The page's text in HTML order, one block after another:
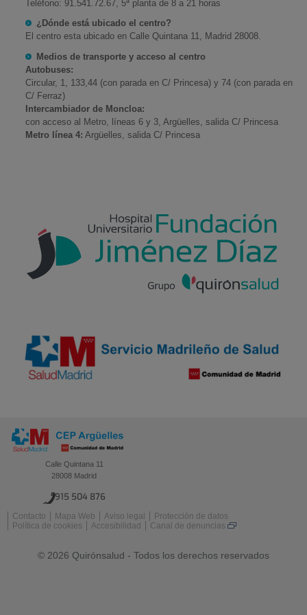
Teléfono: 91.541.72.67, 5ª planta de 8 a 21 horas
¿Dónde está ubicado el centro?
El centro esta ubicado en Calle Quintana 11, Madrid 28008.
Medios de transporte y acceso al centro
Autobuses:
Circular, 1, 133,44 (con parada en C/ Princesa) y 74 (con parada en
C/ Ferraz)
Intercambiador de Moncloa:
con acceso al Metro, líneas 6 y 3, Argüelles, salida C/ Princesa
Metro línea 4: Argüelles, salida C/ Princesa
Calle Quintana 11
28008 Madrid
915 504 876
Contacto Mapa Web Aviso legal
Protección de datos
Política de cookies
Accesibilidad Canal de denuncias
© 2026 Quirónsalud - Todos los derechos reservados